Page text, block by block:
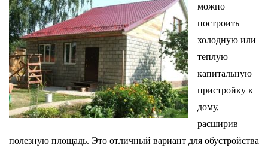
можно
построить
холодную или
теплую
капитальную
пристройку к
дому,
расширив
полезную площадь. Это отличный вариант для обустройства